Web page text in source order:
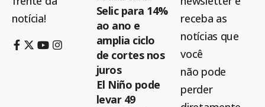
notícia!
Selic para 14%
ao ano e
amplia ciclo
de cortes nos
juros
El Niño pode
levar 49
receba as
notícias que
você
não pode
perder